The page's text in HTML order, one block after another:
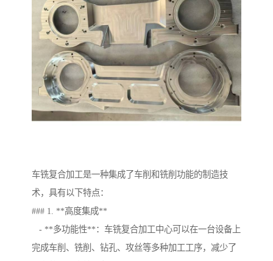
车铣复合加工是一种集成了车削和铣削功能的制造技
术，具有以下特点：
### 1. **高度集成**
- **多功能性**：车铣复合加工中心可以在一台设备上
完成车削、铣削、钻孔、攻丝等多种加工工序，减少了